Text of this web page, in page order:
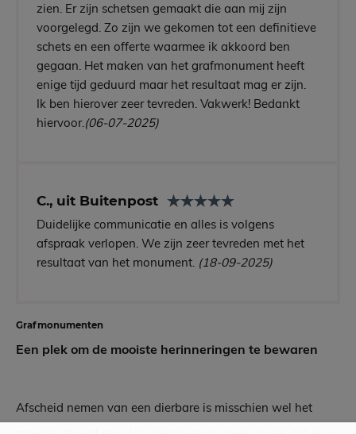
zien. Er zijn schetsen gemaakt die aan mij zijn
voorgelegd. Zo zijn we gekomen tot een definitieve
schets en een offerte waarmee ik akkoord ben
gegaan. Het maken van het grafmonument heeft
enige tijd geduurd maar het resultaat mag er zijn.
Ik ben hierover zeer tevreden. Vakwerk! Bedankt
hiervoor.(06-07-2025)
C., uit Buitenpost
Duidelijke communicatie en alles is volgens
afspraak verlopen. We zijn zeer tevreden met het
resultaat van het monument. (18-09-2025)
Grafmonumenten
Een plek om de mooiste herinneringen te bewaren
Afscheid nemen van een dierbare is misschien wel het